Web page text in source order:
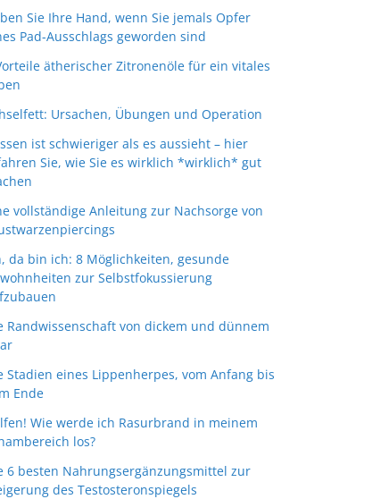
Sie Ihre Hand, wenn Sie jemals Opfer
Pad-Ausschlags geworden sind
ätherischer Zitronenöle für ein vitales
Ursachen, Übungen und Operation
ist schwieriger als es aussieht – hier
Sie, wie Sie es wirklich *wirklich* gut
vollständige Anleitung zur Nachsorge von
da bin ich: 8 Möglichkeiten, gesunde
zur Selbstfokussierung
Randwissenschaft von dickem und dünnem
Stadien eines Lippenherpes, vom Anfang bis
Ende
Wie werde ich Rasurbrand in meinem
los?
6 besten Nahrungsergänzungsmittel zur
des Testosteronspiegels